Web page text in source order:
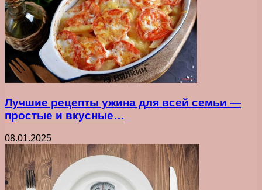
Лучшие рецепты ужина для всей семьи —
простые и вкусные…
08.01.2025